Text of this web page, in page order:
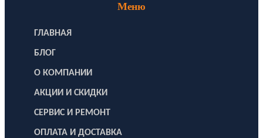
Меню
ГЛАВНАЯ
БЛОГ
О КОМПАНИИ
АКЦИИ И СКИДКИ
СЕРВИС И РЕМОНТ
ОПЛАТА И ДОСТАВКА